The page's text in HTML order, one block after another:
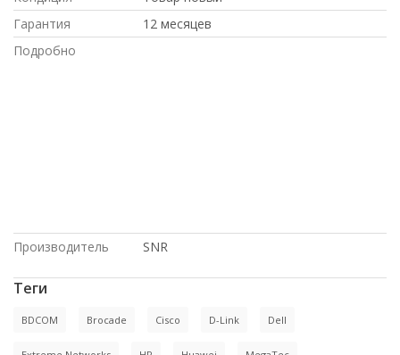
Гарантия
12 месяцев
Подробно
Производитель
SNR
Теги
BDCOM Brocade Cisco D-Link Dell